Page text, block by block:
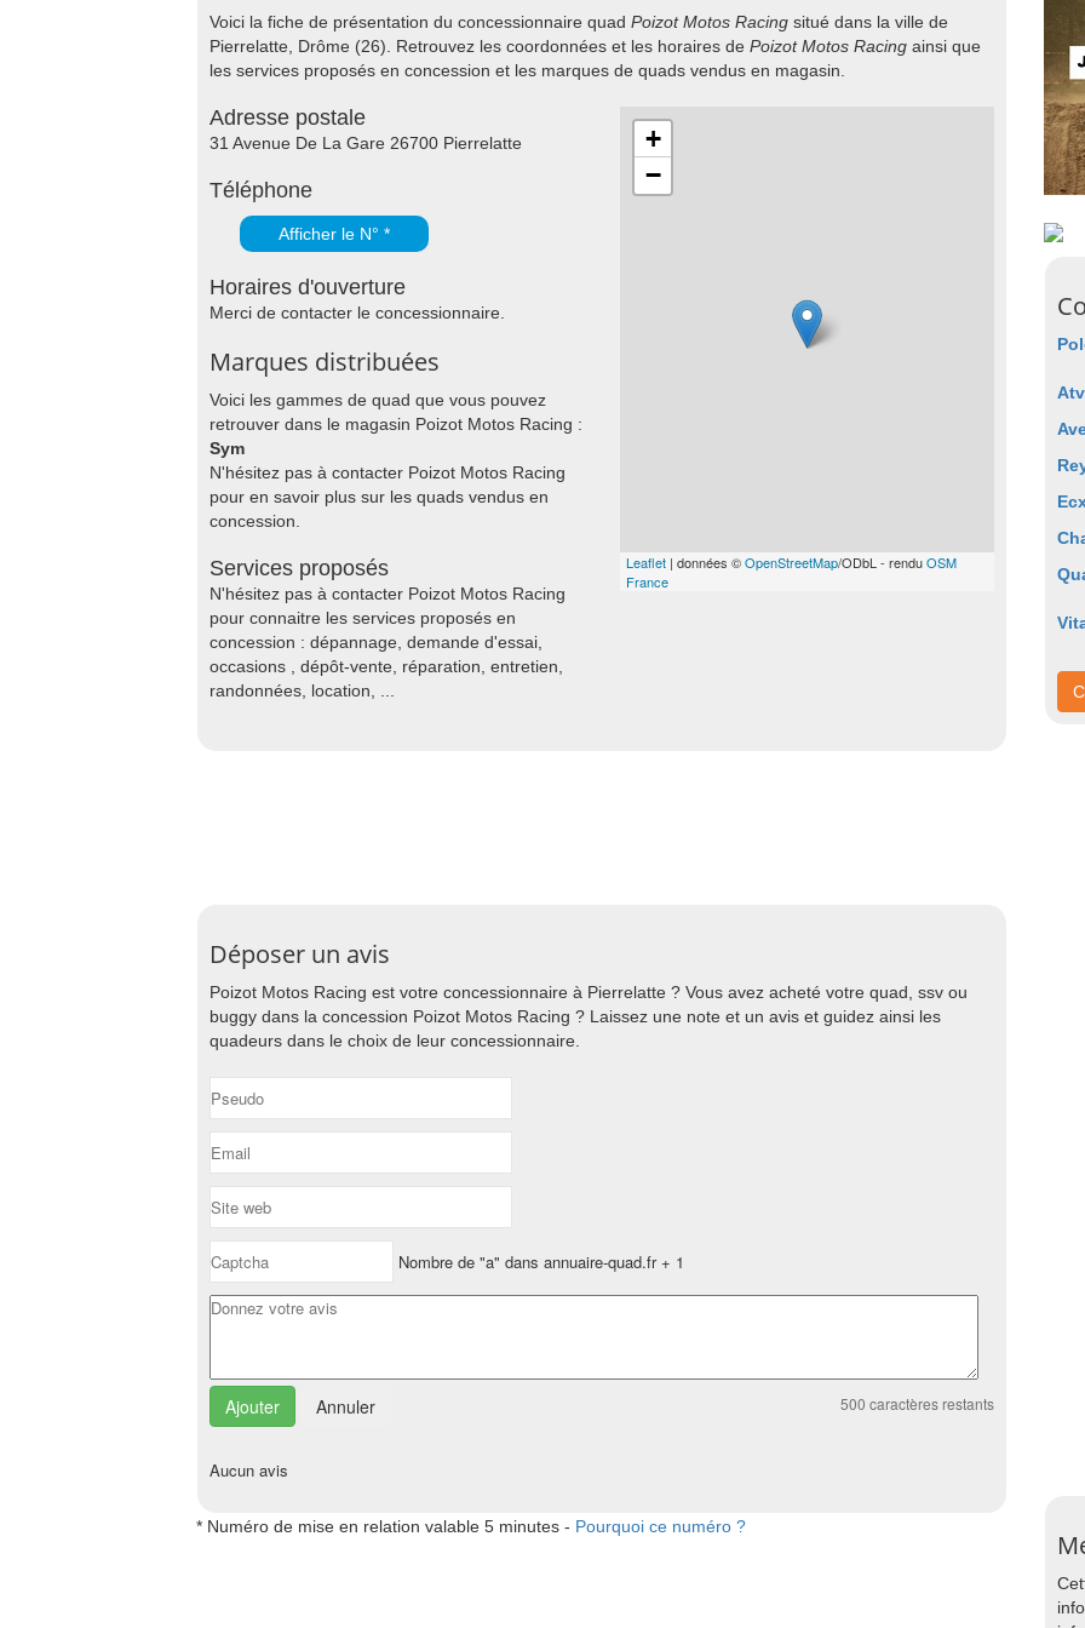
Voici la fiche de présentation du concessionnaire quad Poizot Motos Racing situé dans la ville de
Pierrelatte, Drôme (26). Retrouvez les coordonnées et les horaires de Poizot Motos Racing ainsi que
les services proposés en concession et les marques de quads vendus en magasin.
Adresse postale
31 Avenue De La Gare 26700 Pierrelatte
Téléphone
Afficher le N° *
Horaires d'ouverture
Merci de contacter le concessionnaire.
Marques distribuées
Voici les gammes de quad que vous pouvez
retrouver dans le magasin Poizot Motos Racing :
Sym
N'hésitez pas à contacter Poizot Motos Racing
pour en savoir plus sur les quads vendus en
concession.
Services proposés
N'hésitez pas à contacter Poizot Motos Racing
pour connaitre les services proposés en
concession : dépannage, demande d'essai,
occasions , dépôt-vente, réparation, entretien,
randonnées, location, ...
+
−
Leaflet | données ©OpenStreetMap/ODbL - renduOSM
France
Déposer un avis
Poizot Motos Racing est votre concessionnaire à Pierrelatte ? Vous avez acheté votre quad, ssv ou
buggy dans la concession Poizot Motos Racing ? Laissez une note et un avis et guidez ainsi les
quadeurs dans le choix de leur concessionnaire.
Nombre de "a" dans annuaire-quad.fr + 1
Annuler 500 caractères restants
Aucun avis
* Numéro de mise en relation valable 5 minutes - Pourquoi ce numéro ?